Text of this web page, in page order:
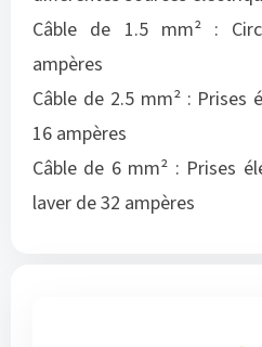
Câble de 1.5 mm² :
ampères
Câble de 2.5 mm² : Prises
16 ampères
Câble de 6 mm² : Prises
laver de 32 ampères